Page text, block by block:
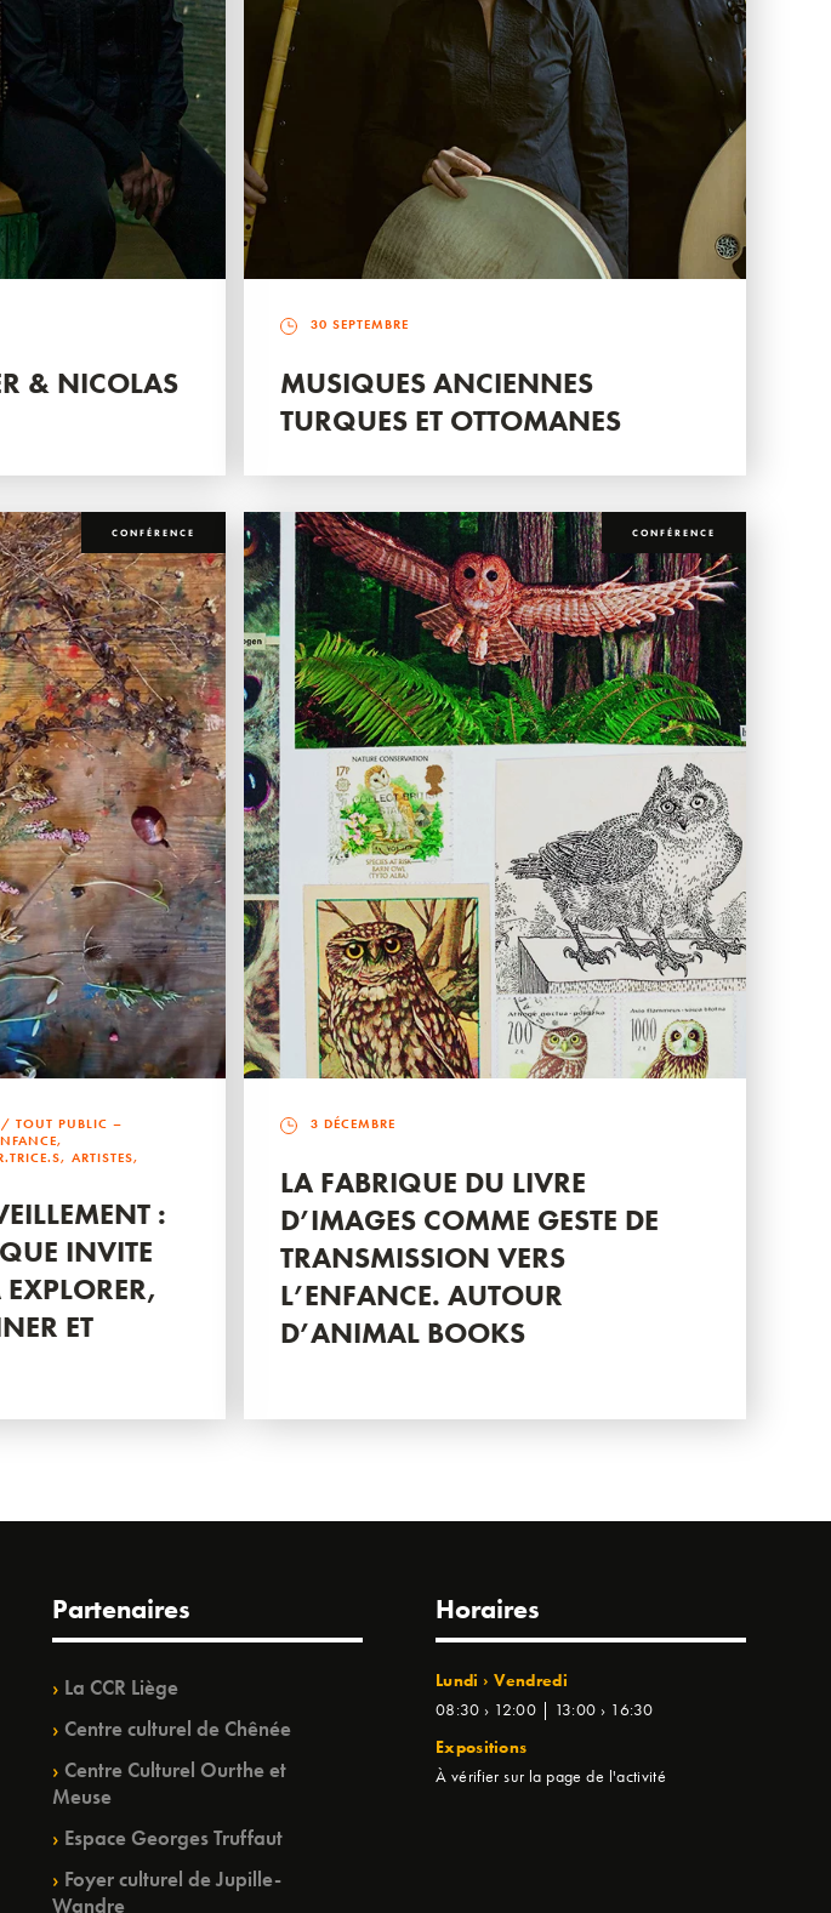
& NICOLAS
30 SEPTEMBRE
MUSIQUES ANCIENNES
TURQUES ET OTTOMANES
CONFÉRENCE
/ TOUT PUBLIC –
ARTISTES,
:
INVITE
EXPLORER,
ET
CONFÉRENCE
3 DÉCEMBRE
LA FABRIQUE DU LIVRE
D’IMAGES COMME GESTE DE
TRANSMISSION VERS
L’ENFANCE. AUTOUR
D’ANIMAL BOOKS
Partenaires
La CCR Liège
Centre culturel de Chênée
Centre Culturel Ourthe et
Meuse
Espace Georges Truffaut
Foyer culturel de Jupille-
Wandre
Horaires
Lundi › Vendredi
08:30 › 12:00 | 13:00 › 16:30
Expositions
À vérifier sur la page de l'activité